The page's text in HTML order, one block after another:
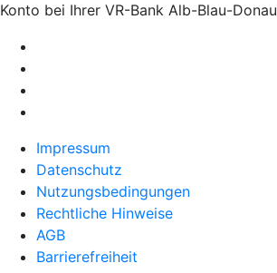
Konto bei Ihrer VR-Bank Alb-Blau-
Impressum
Datenschutz
Nutzungsbedingungen
Rechtliche Hinweise
AGB
Barrierefreiheit